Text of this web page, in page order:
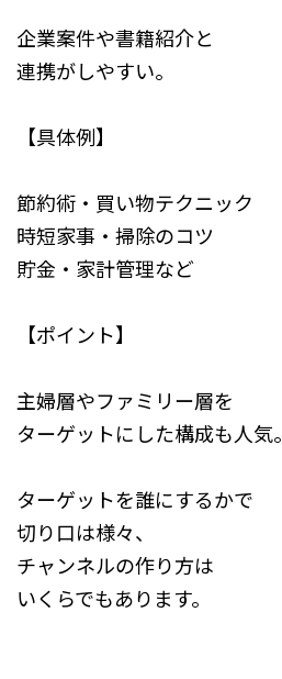
企業案件や書籍紹介と
連携がしやすい。
【具体例】
節約術・買い物テクニック
時短家事・掃除のコツ
貯金・家計管理など
【ポイント】
主婦層やファミリー層を
ターゲットにした構成も人気。
ターゲットを誰にするかで
切り口は様々、
チャンネルの作り方は
いくらでもあります。